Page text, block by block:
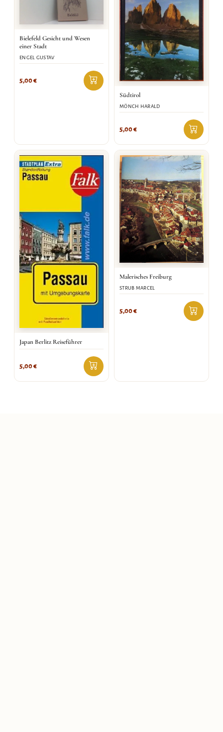
Bielefeld Gesicht und Wesen
einer Stadt
ENGEL GUSTAV
5,00€
Südtirol
MÖNCH HARALD
5,00€
Japan Berlitz Reiseführer
5,00€
Malerisches Freiburg
STRUB MARCEL
5,00€